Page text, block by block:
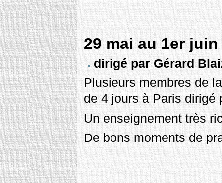
29 mai au 1er
dirigé par Gérard
Plusieurs membres de
de 4 jours à Paris dirigé
Un enseignement très
De bons moments de